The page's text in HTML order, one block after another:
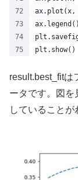
ax.legend()
plt.show()
result.best_fitは
ータです。図を
していることが